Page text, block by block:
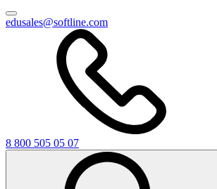
edusales@softline.com
8 800 505 05 07